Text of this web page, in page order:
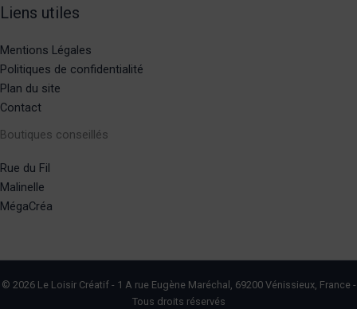
Liens utiles
Mentions Légales
Politiques de confidentialité
Plan du site
Contact
Boutiques conseillés
Rue du Fil
Malinelle
MégaCréa
© 2026 Le Loisir Créatif - 1 A rue Eugène Maréchal, 69200 Vénissieux, France -
Tous droits réservés